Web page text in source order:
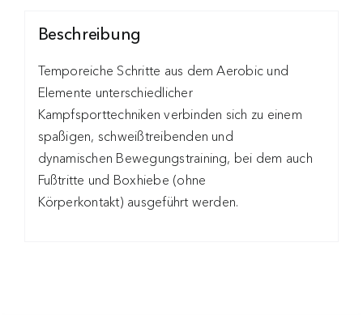
Beschreibung
Temporeiche Schritte aus dem Aerobic und
Elemente unterschiedlicher
Kampfsporttechniken verbinden sich zu einem
spaßigen, schweißtreibenden und
dynamischen Bewegungstraining, bei dem auch
Fußtritte und Boxhiebe (ohne
Körperkontakt) ausgeführt werden.